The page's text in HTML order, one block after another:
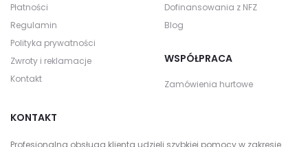
Płatności
Regulamin
Polityka prywatności
Zwroty i reklamacje
Kontakt
Dofinansowania z NFZ
Blog
WSPÓŁPRACA
Zamówienia hurtowe
KONTAKT
Profesjonalna obsługa klienta udzieli szybkiej pomocy w zakresie